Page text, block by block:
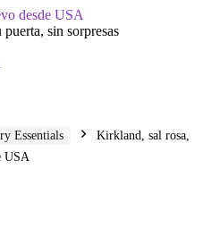
desde USA
sin sorpresas
Essentials
Kirkland, sal rosa,
USA